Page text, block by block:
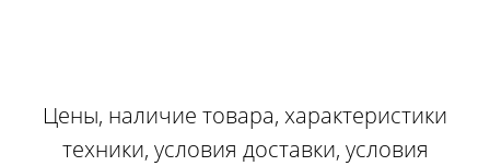
Цены, наличие товара, характеристики
техники, условия доставки, условия